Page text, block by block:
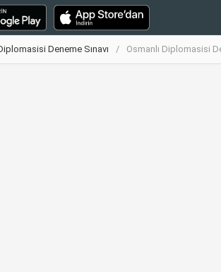
Deneme Sınavı Osmanlı Diplomasisi